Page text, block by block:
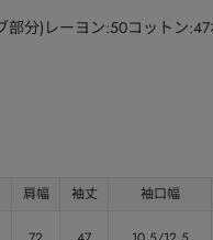
部分)レーヨン:50コットン
肩幅 袖丈 袖口幅